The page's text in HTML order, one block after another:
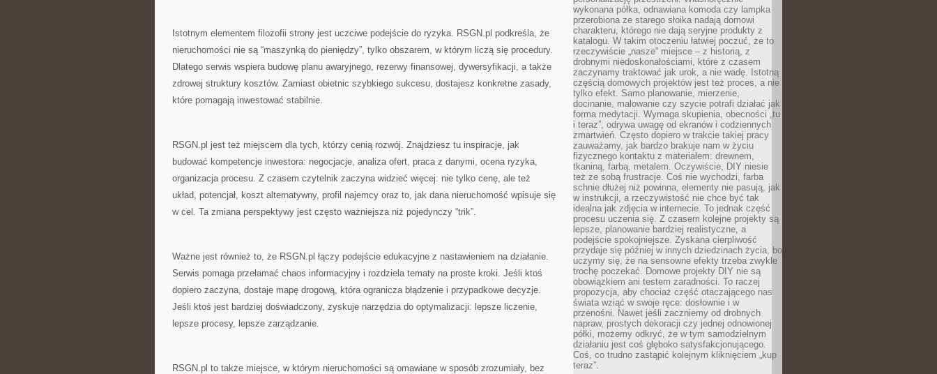
Istotnym elementem filozofii strony jest uczciwe podejście do ryzyka. RSGN.pl podkreśla, że
nieruchomości nie są “maszynką do pieniędzy”, tylko obszarem, w którym liczą się procedury.
Dlatego serwis wspiera budowę planu awaryjnego, rezerwy finansowej, dywersyfikacji, a także
zdrowej struktury kosztów. Zamiast obietnic szybkiego sukcesu, dostajesz konkretne zasady,
które pomagają inwestować stabilnie.
RSGN.pl jest też miejscem dla tych, którzy cenią rozwój. Znajdziesz tu inspiracje, jak
budować kompetencje inwestora: negocjacje, analiza ofert, praca z danymi, ocena ryzyka,
organizacja procesu. Z czasem czytelnik zaczyna widzieć więcej: nie tylko cenę, ale też
układ, potencjał, koszt alternatywny, profil najemcy oraz to, jak dana nieruchomość wpisuje się
w cel. Ta zmiana perspektywy jest często ważniejsza niż pojedynczy “trik”.
Ważne jest również to, że RSGN.pl łączy podejście edukacyjne z nastawieniem na działanie.
Serwis pomaga przełamać chaos informacyjny i rozdziela tematy na proste kroki. Jeśli ktoś
dopiero zaczyna, dostaje mapę drogową, która ogranicza błądzenie i przypadkowe decyzje.
Jeśli ktoś jest bardziej doświadczony, zyskuje narzędzia do optymalizacji: lepsze liczenie,
lepsze procesy, lepsze zarządzanie.
RSGN.pl to także miejsce, w którym nieruchomości są omawiane w sposób zrozumiały, bez
wykonana półka, odnawiana komoda czy lampka
przerobiona ze starego słoika nadają domowi
charakteru, którego nie dają seryjne produkty z
katalogu. W takim otoczeniu łatwiej poczuć, że to
rzeczywiście „nasze” miejsce – z historią, z
drobnymi niedoskonałościami, które z czasem
zaczynamy traktować jak urok, a nie wadę. Istotną
częścią domowych projektów jest też proces, a nie
tylko efekt. Samo planowanie, mierzenie,
docinanie, malowanie czy szycie potrafi działać jak
forma medytacji. Wymaga skupienia, obecności „tu
i teraz”, odrywa uwagę od ekranów i codziennych
zmartwień. Często dopiero w trakcie takiej pracy
zauważamy, jak bardzo brakuje nam w życiu
fizycznego kontaktu z materiałem: drewnem,
tkaniną, farbą, metalem. Oczywiście, DIY niesie
też ze sobą frustracje. Coś nie wychodzi, farba
schnie dłużej niż powinna, elementy nie pasują, jak
w instrukcji, a rzeczywistość nie chce być tak
idealna jak zdjęcia w internecie. To jednak część
procesu uczenia się. Z czasem kolejne projekty są
lepsze, planowanie bardziej realistyczne, a
podejście spokojniejsze. Zyskana cierpliwość
przydaje się później w innych dziedzinach życia, bo
uczymy się, że na sensowne efekty trzeba zwykle
trochę poczekać. Domowe projekty DIY nie są
obowiązkiem ani testem zaradności. To raczej
propozycja, aby chociaż część otaczającego nas
świata wziąć w swoje ręce: dosłownie i w
przenośni. Nawet jeśli zaczniemy od drobnych
napraw, prostych dekoracji czy jednej odnowionej
półki, możemy odkryć, że w tym samodzielnym
działaniu jest coś głęboko satysfakcjonującego.
Coś, co trudno zastąpić kolejnym kliknięciem „kup
teraz”.